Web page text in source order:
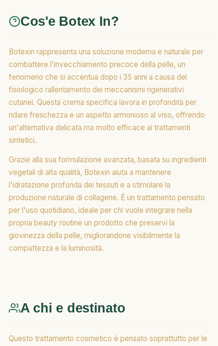
Cos'e Botex In?
Botexin rappresenta una soluzione moderna e naturale per
combattere l'invecchiamento precoce della pelle, un
fenomeno che si accentua dopo i 35 anni a causa del
fisiologico rallentamento dei meccanismi rigenerativi
cutanei. Questa crema specifica lavora in profondità per
ridare freschezza e un aspetto armonioso al viso, offrendo
un'alternativa delicata ma molto efficace ai trattamenti
sintetici.
Grazie alla sua formulazione avanzata, basata su ingredienti
vegetali di alta qualità, Botexin aiuta a mantenere
l'idratazione profonda dei tessuti e a stimolare la
produzione naturale di collagene. È un trattamento pensato
per l'uso quotidiano, ideale per chi vuole integrare nella
propria beauty routine un prodotto che preservi la
giovinezza della pelle, migliorandone visibilmente la
compattezza e la luminosità.
A chi e destinato
Questo trattamento cosmetico è pensato soprattutto per le